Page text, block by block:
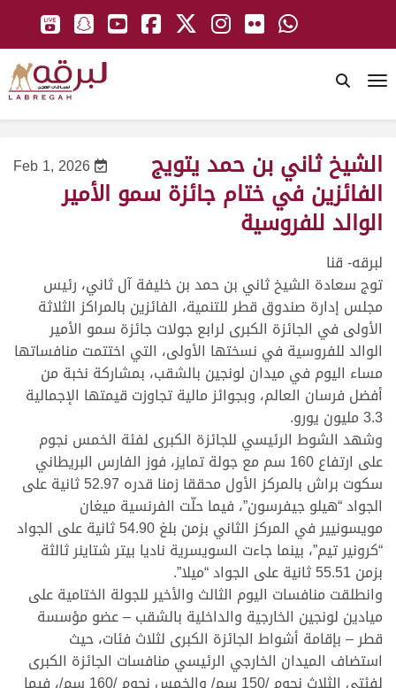
Feb 1, 2026 الشيخ ثاني بن حمد يتويج
الفائزين في ختام جائزة سمو الأمير
الوالد للفروسية
لبرقه- قنا
توج سعادة الشيخ ثاني بن حمد بن خليفة آل ثاني، رئيس
مجلس إدارة صندوق قطر للتنمية، الفائزين بالمراكز الثلاثة
الأولى في الجائزة الكبرى لرابع جولات جائزة سمو الأمير
الوالد للفروسية في نسختها الأولى، التي اختتمت منافساتها
مساء اليوم في ميدان لونجين بالشقب، بمشاركة نخبة من
أفضل فرسان العالم، وبجوائز مالية تجاوزت قيمتها الإجمالية
3.3 مليون يورو.
وشهد الشوط الرئيسي للجائزة الكبرى لفئة الخمس نجوم
على ارتفاع 160 سم مع جولة تمايز، فوز الفارس البريطاني
سكوت براش بالمركز الأول محققا زمنا قدره 52.97 ثانية على
الجواد “هيلو جيفرسون”، فيما حلّت الفرنسية ميغان
مويسونيير في المركز الثاني بزمن بلغ 54.90 ثانية على الجواد
“كرونير تيم”، بينما جاءت السويسرية ناديا بيتر شتاينر ثالثة
بزمن 55.51 ثانية على الجواد “ميلا”.
وانطلقت منافسات اليوم الثالث والأخير للجولة الختامية على
ميادين لونجين الخارجية والداخلية بالشقب – عضو مؤسسة
قطر – بإقامة أشواط الجائزة الكبرى لثلاث فئات، حيث
استضاف الميدان الخارجي الرئيسي منافسات الجائزة الكبرى